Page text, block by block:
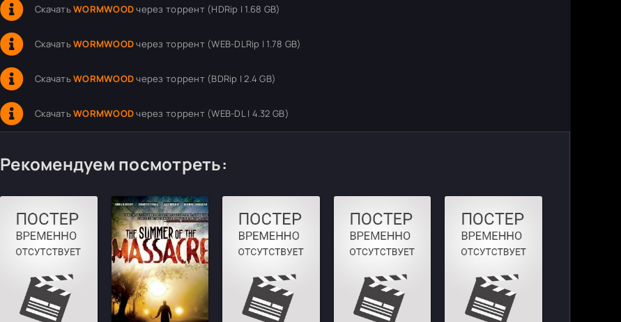
СкачатьWORMWOODчерез торрент (HDRip | 1.68 GB)
СкачатьWORMWOODчерез торрент (WEB-DLRip | 1.78 GB)
СкачатьWORMWOODчерез торрент (BDRip | 2.4 GB)
СкачатьWORMWOODчерез торрент (WEB-DL | 4.32 GB)
Рекомендуем посмотреть: